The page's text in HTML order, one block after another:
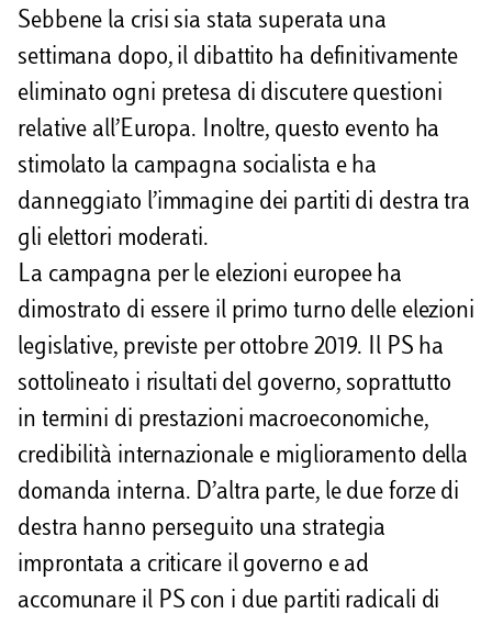
Sebbene la crisi sia stata superata una
settimana dopo, il dibattito ha definitivamente
eliminato ogni pretesa di discutere questioni
relative all’Europa. Inoltre, questo evento ha
stimolato la campagna socialista e ha
danneggiato l’immagine dei partiti di destra tra
gli elettori moderati.
La campagna per le elezioni europee ha
dimostrato di essere il primo turno delle elezioni
legislative, previste per ottobre 2019. Il PS ha
sottolineato i risultati del governo, soprattutto
in termini di prestazioni macroeconomiche,
credibilità internazionale e miglioramento della
domanda interna. D’altra parte, le due forze di
destra hanno perseguito una strategia
improntata a criticare il governo e ad
accomunare il PS con i due partiti radicali di